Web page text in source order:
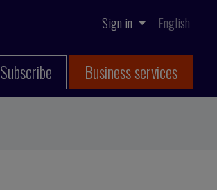
Sign in English
Subscribe Business services